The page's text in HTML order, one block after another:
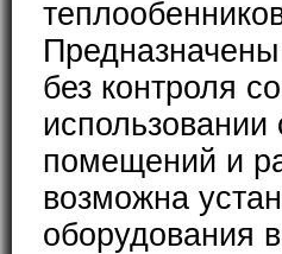
без контроля
помещений и
возможна
оборудования